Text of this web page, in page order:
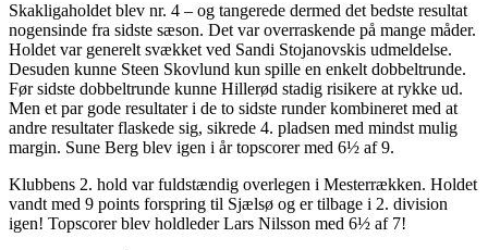
Skakligaholdet blev nr. 4 – og tangerede dermed det bedste resultat
nogensinde fra sidste sæson. Det var overraskende på mange måder.
Holdet var generelt svækket ved Sandi Stojanovskis udmeldelse.
Desuden kunne Steen Skovlund kun spille en enkelt dobbeltrunde.
Før sidste dobbeltrunde kunne Hillerød stadig risikere at rykke ud.
Men et par gode resultater i de to sidste runder kombineret med at
andre resultater flaskede sig, sikrede 4. pladsen med mindst mulig
margin. Sune Berg blev igen i år topscorer med 6½ af 9.
Klubbens 2. hold var fuldstændig overlegen i Mesterrækken. Holdet
vandt med 9 points forspring til Sjælsø og er tilbage i 2. division
igen! Topscorer blev holdleder Lars Nilsson med 6½ af 7!